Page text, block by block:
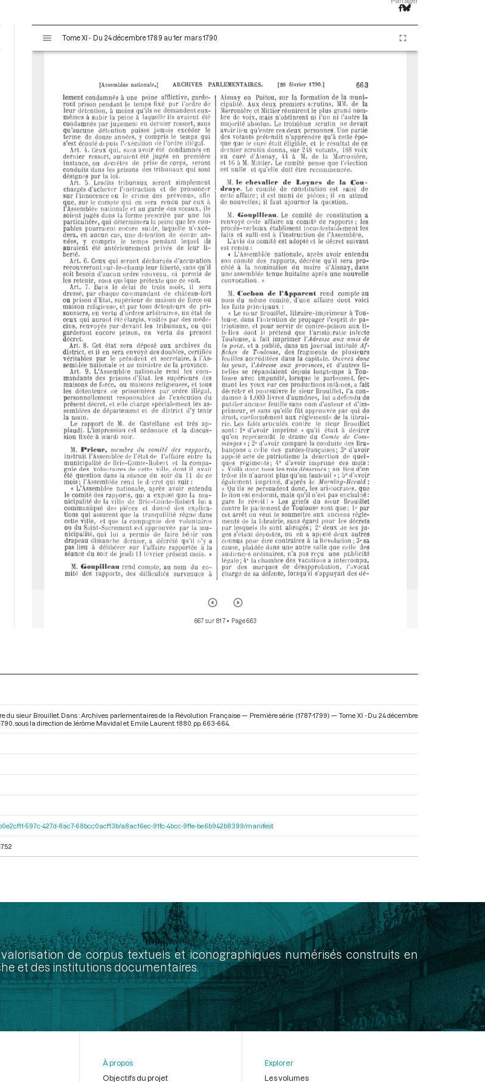
s
Tome XI - Du 24 décembre 1789 au 1er mars 1790
667 sur 817• Page 663
du sieur Brouillet. Dans : Archives parlementaires de la Révolution Française — Première série (1787-1799) — Tome XI - Du 24 décembre
, sous la direction de Jérôme Mavidal et Emile Laurent. 1880. pp. 663-664.
597c-427d-8ac7-68bcc0acf13b/a8ac16ec-91fc-4bcc-9f1e-be6b942b8399/manifest
de corpus textuels et iconographiques numérisés construits en
et des institutions documentaires.
À propos
Objectifs du projet
Explorer
Les volumes